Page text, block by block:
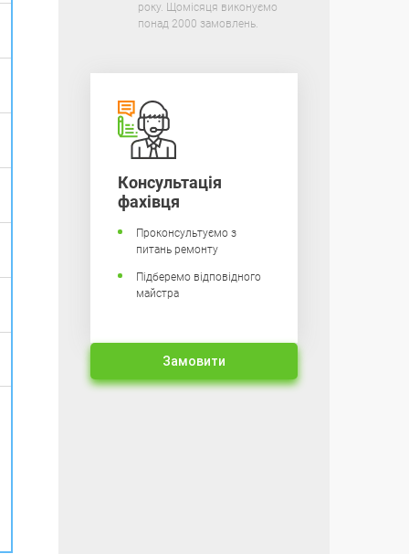
року. Щомісяця виконуємо
понад 2000 замовлень.
Консультація
фахівця
Проконсультуємо з
питань ремонту
Підберемо відповідного
майстра
Замовити